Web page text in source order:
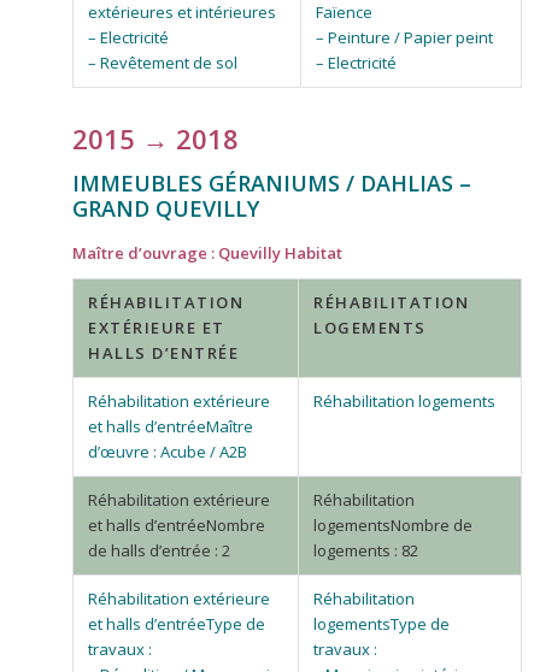
extérieures et intérieures
– Electricité
– Revêtement de sol
Faïence
– Peinture / Papier peint
– Electricité
2015 → 2018
IMMEUBLES GÉRANIUMS / DAHLIAS –
GRAND QUEVILLY
Maître d’ouvrage : Quevilly Habitat
RÉHABILITATION
EXTÉRIEURE ET
HALLS D’ENTRÉE
RÉHABILITATION
LOGEMENTS
Maître
d’œuvre : Acube / A2B
Nombre
de halls d’entrée : 2
Nombre de
logements : 82
Type de
travaux :
Type de
travaux :